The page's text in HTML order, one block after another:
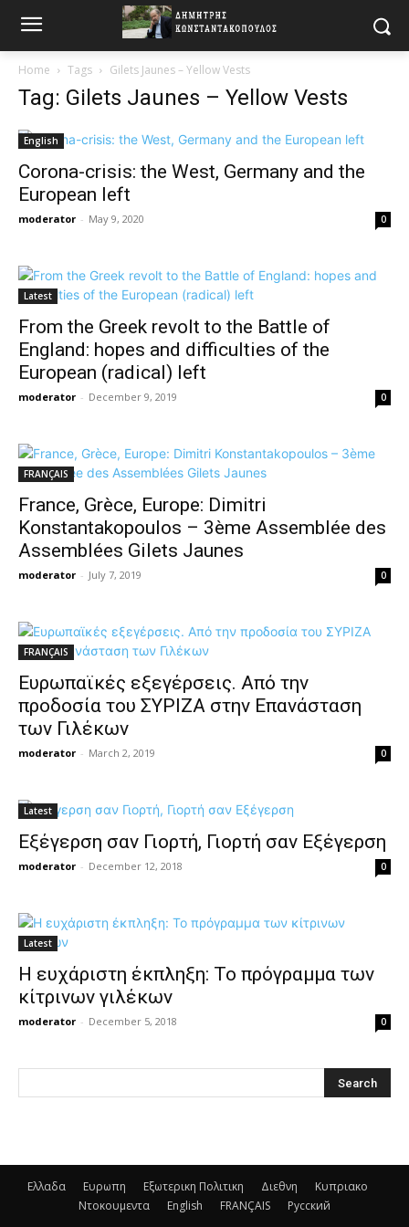
Home Tags Gilets Jaunes – Yellow Vests
Tag: Gilets Jaunes – Yellow Vests
English
Corona-crisis: the West, Germany and the
European left
moderator - May 9, 2020 0
Latest
From the Greek revolt to the Battle of
England: hopes and difficulties of the
European (radical) left
moderator - December 9, 2019 0
FRANÇAIS
France, Grèce, Europe: Dimitri
Konstantakopoulos – 3ème Assemblée des
Assemblées Gilets Jaunes
moderator - July 7, 2019 0
FRANÇAIS
Ευρωπαϊκές εξεγέρσεις. Από την
προδοσία του ΣΥΡΙΖΑ στην Επανάσταση
των Γιλέκων
moderator - March 2, 2019 0
Latest
Εξέγερση σαν Γιορτή, Γιορτή σαν Εξέγερση
moderator - December 12, 2018 0
Latest
Η ευχάριστη έκπληξη: Το πρόγραμμα των
κίτρινων γιλέκων
moderator - December 5, 2018 0
Ελλαδα Ευρωπη Εξωτερικη Πολιτικη Διεθνη
Κυπριακο
Ντοκουμεντα
English FRANÇAIS Русский